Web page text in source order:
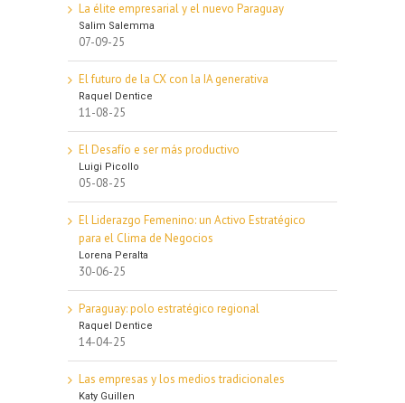
La élite empresarial y el nuevo Paraguay
Salim Salemma
07-09-25
El futuro de la CX con la IA generativa
Raquel Dentice
11-08-25
El Desafío e ser más productivo
Luigi Picollo
05-08-25
El Liderazgo Femenino: un Activo Estratégico
para el Clima de Negocios
Lorena Peralta
30-06-25
Paraguay: polo estratégico regional
Raquel Dentice
14-04-25
Las empresas y los medios tradicionales
Katy Guillen